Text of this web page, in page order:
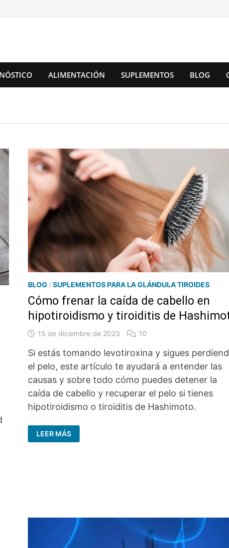
ALIMENTACIÓN SUPLEMENTOS BLOG
BLOG /SUPLEMENTOS PARA LA GLÁNDULA TIROIDES
Cómo frenar la caída de cabello en
hipotiroidismo y tiroiditis de
15 de diciembre de 2023 10
Si estás tomando levotiroxina y sigues
el pelo, este artículo te ayudará a entender las
causas y sobre todo cómo puedes detener la
caída de cabello y recuperar el pelo si tienes
hipotiroidismo o tiroiditis de Hashimoto.
CÓMO
FRENAR
LA
LEER MÁS